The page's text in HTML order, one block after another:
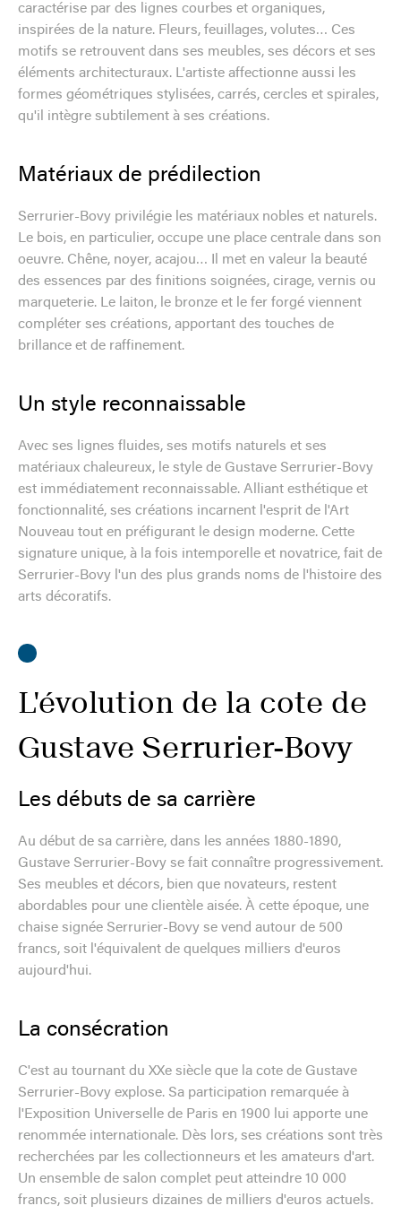
caractérise par des lignes courbes et organiques,
inspirées de la nature. Fleurs, feuillages, volutes… Ces
motifs se retrouvent dans ses meubles, ses décors et ses
éléments architecturaux. L'artiste affectionne aussi les
formes géométriques stylisées, carrés, cercles et spirales,
qu'il intègre subtilement à ses créations.
Matériaux de prédilection
Serrurier-Bovy privilégie les matériaux nobles et naturels.
Le bois, en particulier, occupe une place centrale dans son
oeuvre. Chêne, noyer, acajou… Il met en valeur la beauté
des essences par des finitions soignées, cirage, vernis ou
marqueterie. Le laiton, le bronze et le fer forgé viennent
compléter ses créations, apportant des touches de
brillance et de raffinement.
Un style reconnaissable
Avec ses lignes fluides, ses motifs naturels et ses
matériaux chaleureux, le style de Gustave Serrurier-Bovy
est immédiatement reconnaissable. Alliant esthétique et
fonctionnalité, ses créations incarnent l'esprit de l'Art
Nouveau tout en préfigurant le design moderne. Cette
signature unique, à la fois intemporelle et novatrice, fait de
Serrurier-Bovy l'un des plus grands noms de l'histoire des
arts décoratifs.
L'évolution de la cote de
Gustave Serrurier-Bovy
Les débuts de sa carrière
Au début de sa carrière, dans les années 1880-1890,
Gustave Serrurier-Bovy se fait connaître progressivement.
Ses meubles et décors, bien que novateurs, restent
abordables pour une clientèle aisée. À cette époque, une
chaise signée Serrurier-Bovy se vend autour de 500
francs, soit l'équivalent de quelques milliers d'euros
aujourd'hui.
La consécration
C'est au tournant du XXe siècle que la cote de Gustave
Serrurier-Bovy explose. Sa participation remarquée à
l'Exposition Universelle de Paris en 1900 lui apporte une
renommée internationale. Dès lors, ses créations sont très
recherchées par les collectionneurs et les amateurs d'art.
Un ensemble de salon complet peut atteindre 10 000
francs, soit plusieurs dizaines de milliers d'euros actuels.